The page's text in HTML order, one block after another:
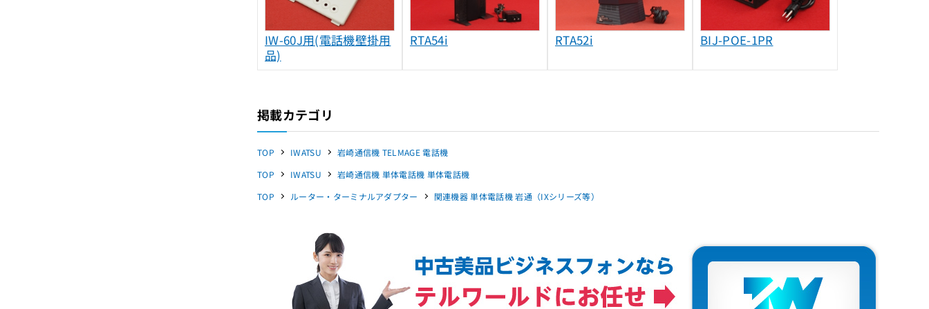
IW-60J用(電話機壁掛用
品)
RTA54i RTA52i BIJ-POE-1PR
掲載カテゴリ
TOP IWATSU
岩崎通信機 TELMAGE 電話機
TOP
IWATSU
岩崎通信機 単体電話機 単体電話機
TOP
ルーター・ターミナルアダプター 関連機器 単体電話機 岩通（IXシリーズ等）